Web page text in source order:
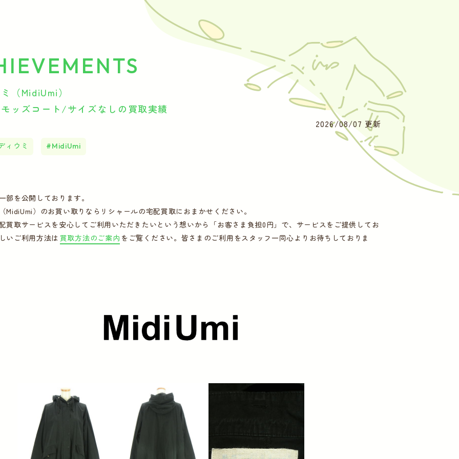
（MidiUmi）
ッズコート/サイズなしの買取実績
2026/08/07 更新
ィウミ MidiUmi
部を公開しております。
MidiUmi）のお買い取りならリシャールの宅配買取におまかせください。
買取サービスを安心してご利用いただきたいという想いから「お客さま負担0円」で、サービスをご提供してお
いご利用方法は 買取方法のご案内 をご覧ください。皆さまのご利用をスタッフ一同心よりお待ちしておりま